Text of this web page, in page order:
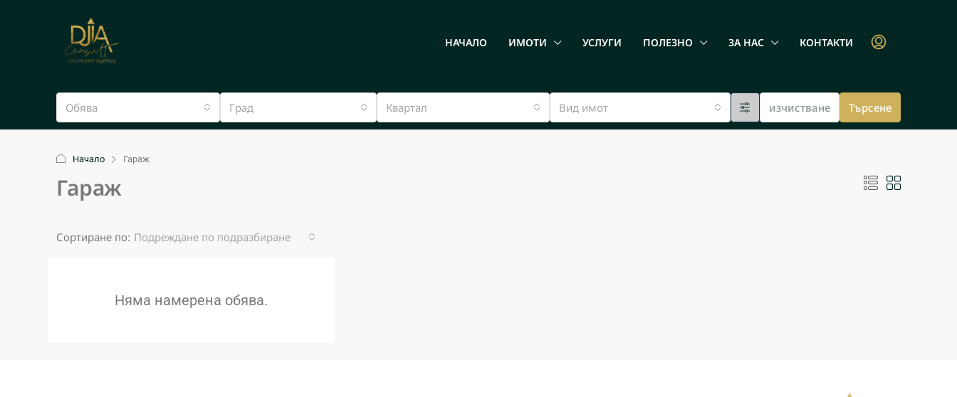
НАЧАЛО ИМОТИ УСЛУГИ ПОЛЕЗНО ЗА НАС КОНТАКТИ
Обява Град Квартал Вид имот изчистване Търсене
Начало Гараж
Гараж
Сортиране по: Подреждане по подразбиране
Няма намерена обява.